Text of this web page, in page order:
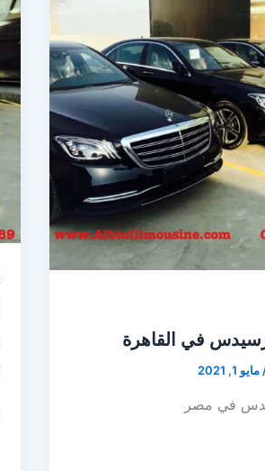
في القاهرة
مايو 1, 2021
في مصر